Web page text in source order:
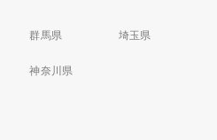
群馬県 埼玉県
神奈川県